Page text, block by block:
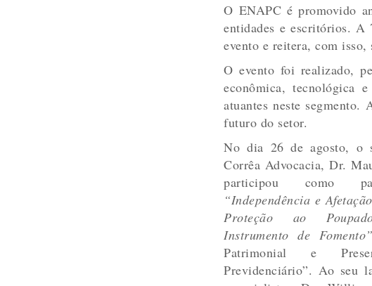
O ENAPC é promovido
entidades e escritórios. A
evento e reitera, com
O evento foi realizado,
econômica, tecnológica
atuantes neste
futuro do setor.
No dia 26 de agosto, o
Corrêa Advocacia, Dr.
participou como
“Independência e
Proteção ao
Instrumento de Fomento”
Patrimonial e
Previdenciário”. Ao seu